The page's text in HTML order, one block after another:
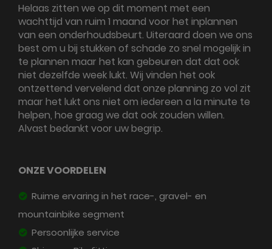
Helaas zitten we op dit moment met een
wachttijd van ruim 1 maand voor het inplannen
van een onderhoudsbeurt. Uiteraard doen we ons
best om u bij stukken of schade zo snel mogelijk in
te plannen maar het kan gebeuren dat dat ook
niet dezelfde week lukt. Wij vinden het ook
ontzettend vervelend dat onze planning zo vol zit
maar het lukt ons niet om iedereen a la minute te
helpen, hoe graag we dat ook zouden willen.
Alvast bedankt voor uw begrip.
ONZE VOORDELEN
Ruime ervaring in het race-, gravel- en
mountainbike segment
Persoonlijke service